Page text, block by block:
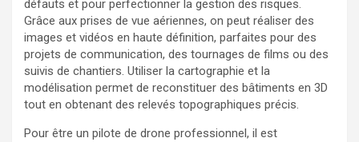
défauts et pour perfectionner la gestion des risques.
Grâce aux prises de vue aériennes, on peut réaliser des
images et vidéos en haute définition, parfaites pour des
projets de communication, des tournages de films ou des
suivis de chantiers. Utiliser la cartographie et la
modélisation permet de reconstituer des bâtiments en 3D
tout en obtenant des relevés topographiques précis.
Pour être un pilote de drone professionnel, il est